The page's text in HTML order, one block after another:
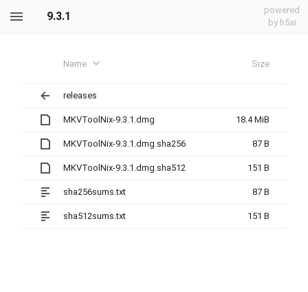
9.3.1
powered
by h5ai
Name Size
releases
MKVToolNix-9.3.1.dmg 18.4 MiB
MKVToolNix-9.3.1.dmg.sha256 87 B
MKVToolNix-9.3.1.dmg.sha512 151 B
sha256sums.txt 87 B
sha512sums.txt 151 B